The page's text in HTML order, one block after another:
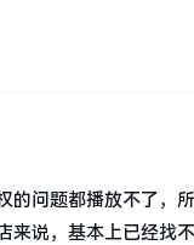
的问题都播放不了，
来说，基本上已经找